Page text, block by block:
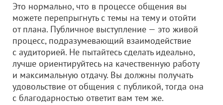
Это нормально, что в процессе общения вы
можете перепрыгнуть с темы на тему и отойти
от плана. Публичное выступление — это живой
процесс, подразумевающий взаимодействие
с аудиторией. Не пытайтесь сделать идеально,
лучше ориентируйтесь на качественную работу
и максимальную отдачу. Вы должны получать
удовольствие от общения с публикой, тогда она
с благодарностью ответит вам тем же.